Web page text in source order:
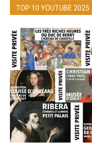
TOP 10 YOUTUBE 2025